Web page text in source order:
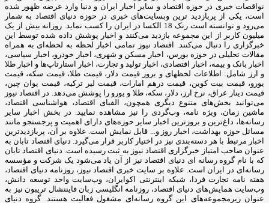
نواقصات خبری در حوزه اقتصاد و سایر اخبار ایران و دنیا وارد عرضه ظهور شده
است، یکی از پربازدید ترین وبسایت‌های خبری در حوزه دنیای اقتصاد به شمار
می‌رود و توانسته است رنک 18 الکسا در ایران را کسب نماید. روزانه بیش از یک
میلیون کاربر از این مجموعه بازدید می‌کنند و اخبار پوشش داده شده توسط این
خبرگزاری را دنبال می‌کنند. اقتصاد نیوز تمامی اخبار لحظه به لحظه‌ای به همراه
مقالات تحلیلی در حوزه بورس، اخبار مسکن و شهری، اخبار خودرو، اخبار سیاسی،
اخبار بانک و بیمه، اخبار اقتصادی، اخبار تولید و تجارت، اخبار استارتاپ‌ها و اخبار طلا
و ارز شامل: اطلاعات لحظهای و بروز قیمت دلار، قیمت طلا، قیمت سکه، قیمت
یورو، قیمت بیت کوین، قیمت درهم امارات، قیمت لیر ترکیه، قیمت یوان چین،
قیمت دینار عراق، نرخ ارز، دلار، سکه، طلا و یورو را پوشش می‌دهد. در اقتصاد نیوز
می‌توانید بخش‌های متنوع دیگری همچون، الفبای اقتصاد، هواشناسی اقتصاد،
ماشین زمان، ویژه نامه، وب‌گردی را نیز مشاهده نمایید. در بخش اخبار سایر
رسانه‌ها، داغ‌ترین و بروزترین اخبار سایر حوزه‌های دارای اهمیت و پرجستجو مانند
مسائل حوزه بهداشت، اخبار روز و... قابل نمایش است. علاوه بر آن، پربازدیدترین
اخبار مرتبط با هر دسته‌بندی نیز در اختیار کاربر قرار می‌گیرد. دنیای اقتصاد تابان به
عنوان صاحب امتیاز خبرگزاری اقتصاد نیوز به ثبت رسیده است. دنیای اقتصاد تابان
که با نام گروه رسانه ای دنیای اقتصاد نیز از آن یاد می‌شود یک شرکت و مؤسسه
رسانه‌ای در ایران است. علاوه بر سایت خبری اقتصاد نیوز، روزنامه دنیای اقتصاد،
هفته ‌نامه تجارت فردا، شبکه اینترنتی اکوایران، وب‌سایت واحد توسعه دانش،
وب‌سایت همایش‌های دنیای اقتصاد، روزنامه انگلیسی ‌زبان فایننشال تریبون نیز به
عنوان زیرمجموعه‌های این گروه رسانه‌ای مشغول فعالیت هستند. گروه دنیای